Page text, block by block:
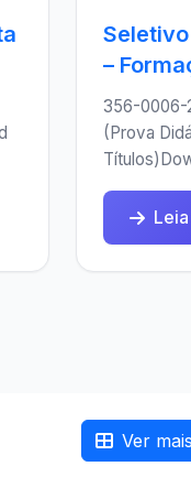
–
356-0006-
(Prova
Ver